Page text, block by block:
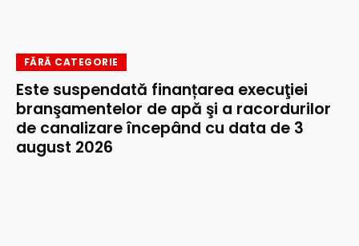
FĂRĂ CATEGORIE
Este suspendată finanțarea execuţiei
branşamentelor de apă şi a racordurilor
de canalizare începând cu data de 3
august 2026